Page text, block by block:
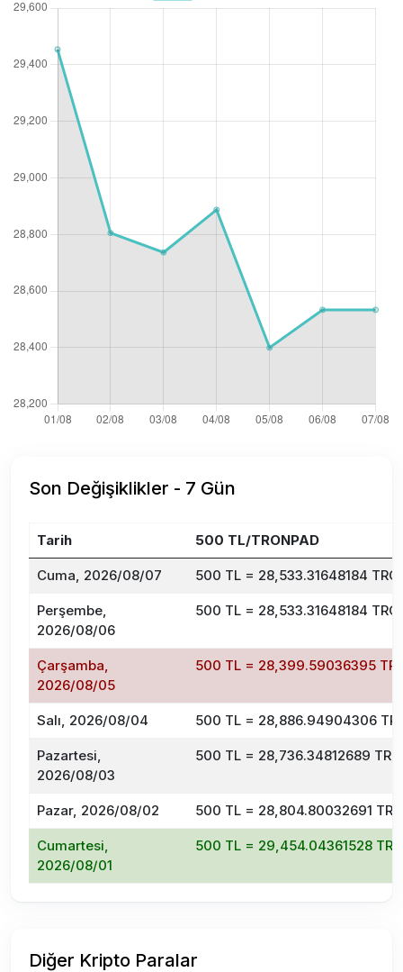
Son Değişiklikler - 7 Gün
Tarih 500 TL/TRONPAD
Cuma, 2026/08/07 500 TL = 28,533.31648184
Perşembe,
2026/08/06
500 TL = 28,533.31648184
Çarşamba,
2026/08/05
500 TL = 28,399.59036395
Salı, 2026/08/04 500 TL = 28,886.94904306
Pazartesi,
2026/08/03
500 TL = 28,736.34812689
Pazar, 2026/08/02 500 TL = 28,804.80032691
Cumartesi,
2026/08/01
500 TL = 29,454.04361528
Diğer Kripto Paralar